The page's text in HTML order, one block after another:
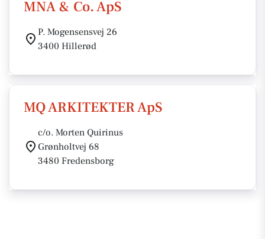
MNA & Co. ApS
P. Mogensensvej 26
3400 Hillerød
MQ ARKITEKTER ApS
c/o. Morten Quirinus
Grønholtvej 68
3480 Fredensborg